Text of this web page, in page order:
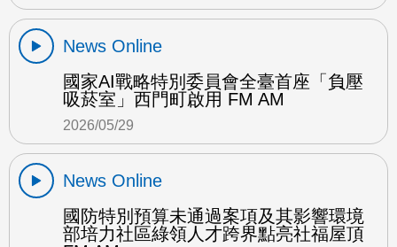
News Online
國家AI戰略特別委員會全臺首座「負壓
吸菸室」西門町啟用 FM AM
2026/05/29
News Online
國防特別預算未通過案項及其影響環境
部培力社區綠領人才跨界點亮社福屋頂